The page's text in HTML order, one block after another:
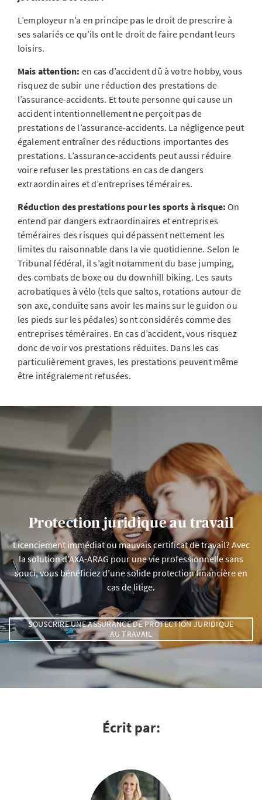
L’employeur n’a en principe pas le droit de prescrire à
ses salariés ce qu’ils ont le droit de faire pendant leurs
loisirs.
Mais attention: en cas d’accident dû à votre hobby, vous
risquez de subir une réduction des prestations de
l’assurance-accidents. Et toute personne qui cause un
accident intentionnellement ne perçoit pas de
prestations de l’assurance-accidents. La négligence peut
également entraîner des réductions importantes des
prestations. L’assurance-accidents peut aussi réduire
voire refuser les prestations en cas de dangers
extraordinaires et d’entreprises téméraires.
Réduction des prestations pour les sports à risque:On
entend par dangers extraordinaires et entreprises
téméraires des risques qui dépassent nettement les
limites du raisonnable dans la vie quotidienne. Selon le
Tribunal fédéral, il s’agit notamment du base jumping,
des combats de boxe ou du downhill biking. Les sauts
acrobatiques à vélo (tels que saltos, rotations autour de
son axe, conduite sans avoir les mains sur le guidon ou
les pieds sur les pédales) sont considérés comme des
entreprises téméraires. En cas d’accident, vous risquez
donc de voir vos prestations réduites. Dans les cas
particulièrement graves, les prestations peuvent même
être intégralement refusées.
Protection juridique au travail
Licenciement immédiat ou mauvais certificat de travail? Avec
la solution d’AXA-ARAG pour une vie professionnelle sans
souci, vous bénéficiez d’une solide protection financière en
cas de litige.
SOUSCRIRE UNE ASSURANCE DE PROTECTION JURIDIQUE
AU TRAVAIL
Écrit par: